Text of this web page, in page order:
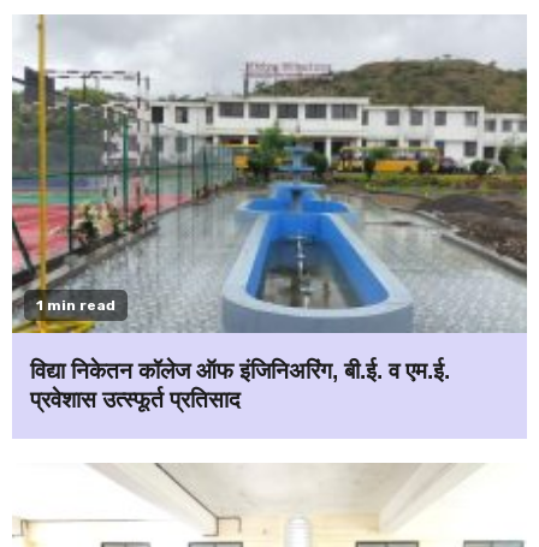
1 min read
विद्या निकेतन कॉलेज ऑफ इंजिनिअरिंग, बी.ई. व एम.ई.
प्रवेशास उत्स्फूर्त प्रतिसाद